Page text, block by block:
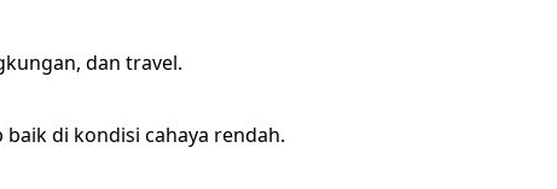
dan travel.
di kondisi cahaya rendah.